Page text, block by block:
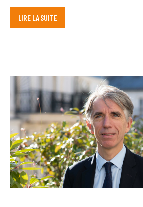
LIRE LA SUITE